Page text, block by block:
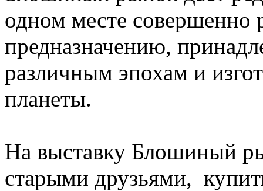
одном месте совершенно
предназначению,
различным эпохам и
планеты.
На выставку Блошиный
старыми друзьями,